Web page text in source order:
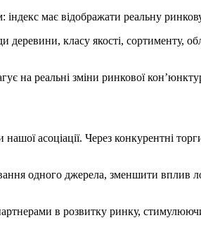
має відображати реальну
класу якості, сортименту,
на реальні зміни ринкової
асоціації. Через конкурентні
одного джерела, зменшити вплив
в розвитку ринку,